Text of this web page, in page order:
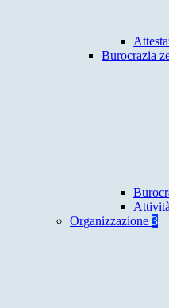
Burocrazia
Organizzazione 3